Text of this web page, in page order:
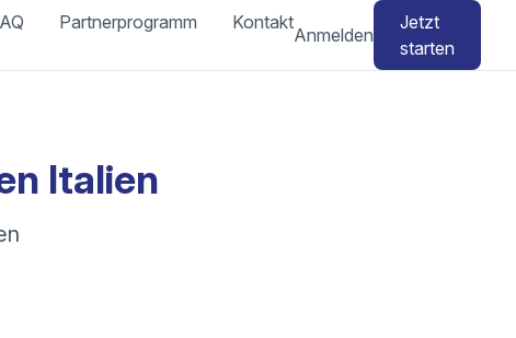
Partnerprogramm Kontakt
Anmelden
Jetzt
starten
Italien